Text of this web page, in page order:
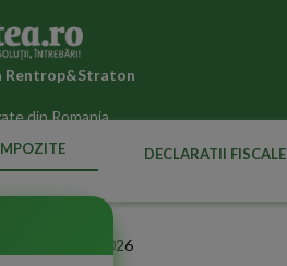
Rentrop&Straton
din Romania
DECLARATII FISCALE
statului in 2026